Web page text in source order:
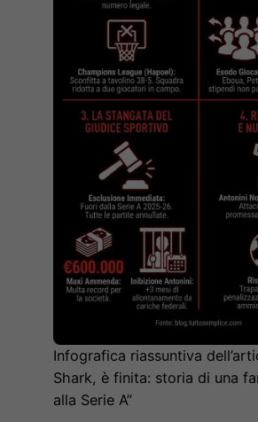
Infografica riassuntiva
Shark, è finita: storia di una
alla Serie A”